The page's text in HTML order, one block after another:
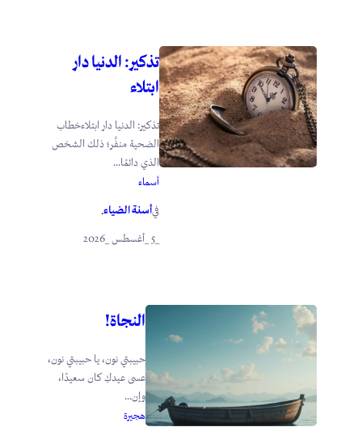
تذكير: الدنيا دار
ابتلاء
تذكير: الدنيا دار ابتلاءخطاب
الضحية منفِّر؛ ذلك الشخص
الذي دائمًا...
أسماء
فيأسنة الضياء.
_5 _أغسطس _2026
النجاة!
حبيبتي نون، يا حبيبتي نون،
عسى عيدكِ كان سعيدًا،
وإن...
هجيرة